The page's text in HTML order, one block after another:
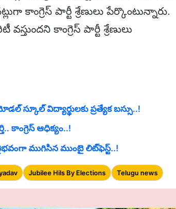
కాంగ్రెస్ పార్టీ శ్రేణులు పేర్కొంటున్నారు.
కాంగ్రెస్ పార్టీ శ్రేణులు
స్కూల్ విద్యార్థులకు ప్రత్యేక బస్సు..!
కాంగ్రెస్ ఆధిక్యం..!
ముగిసిన ముంబై లిట్‌ఫెస్ట్..!
Jubilee Hils By Elections Telugu news